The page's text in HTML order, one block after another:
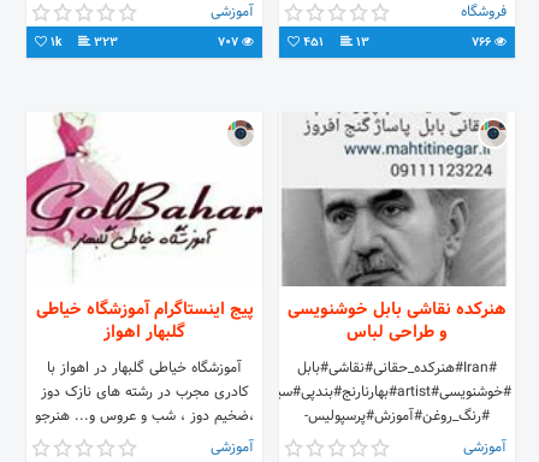
فروشگاه
13
451
آموزشی
323
1k
هنرکده نقاشی بابل خوشنویسی
و طراحی لباس
#Iran#هنرکده_حقانی#نقاشی#بابل
#خوشنویسی#artist#بهارنارنج#بندپی#سیاه_قلم
#رنگ_روغن#آموزش#پرسپولیس-
بابل#هدیه
آموزشی
پیج اینستاگرام آموزشگاه خیاطی
گلبهار اهواز
آموزشگاه خیاطی گلبهار در اهواز با
کادری مجرب در رشته های نازک دوز
،ضخیم دوز ، شب و عروس و... هنرجو
می پذیرد . شماره تماس آموزشگاه
آموزشی